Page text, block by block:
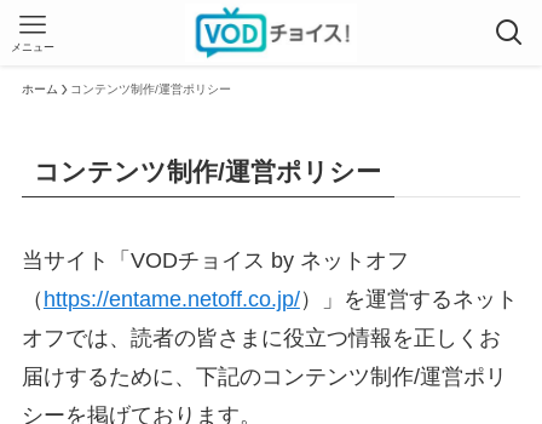
メニュー
ホーム コンテンツ制作/運営ポリシー
コンテンツ制作/運営ポリシー
当サイト「VODチョイス by ネットオフ
（ https://entame.netoff.co.jp/）」を運営するネット
オフでは、読者の皆さまに役立つ情報を正しくお
届けするために、下記のコンテンツ制作/運営ポリ
シーを掲げております。